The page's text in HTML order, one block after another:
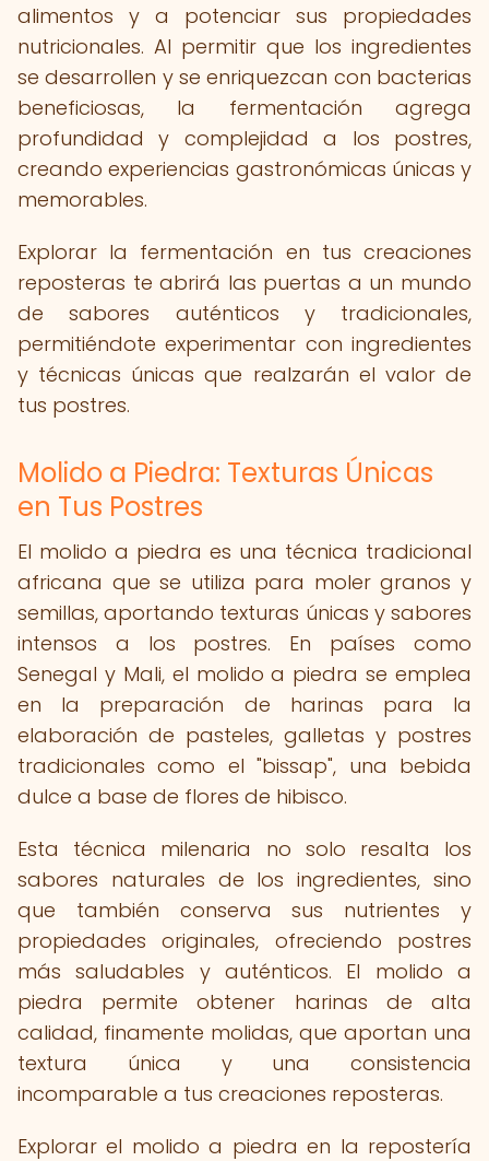
alimentos y a potenciar sus propiedades
nutricionales. Al permitir que los ingredientes
se desarrollen y se enriquezcan con bacterias
beneficiosas, la fermentación agrega
profundidad y complejidad a los postres,
creando experiencias gastronómicas únicas y
memorables.
Explorar la fermentación en tus creaciones
reposteras te abrirá las puertas a un mundo
de sabores auténticos y tradicionales,
permitiéndote experimentar con ingredientes
y técnicas únicas que realzarán el valor de
tus postres.
Molido a Piedra: Texturas Únicas
en Tus Postres
El molido a piedra es una técnica tradicional
africana que se utiliza para moler granos y
semillas, aportando texturas únicas y sabores
intensos a los postres. En países como
Senegal y Mali, el molido a piedra se emplea
en la preparación de harinas para la
elaboración de pasteles, galletas y postres
tradicionales como el "bissap", una bebida
dulce a base de flores de hibisco.
Esta técnica milenaria no solo resalta los
sabores naturales de los ingredientes, sino
que también conserva sus nutrientes y
propiedades originales, ofreciendo postres
más saludables y auténticos. El molido a
piedra permite obtener harinas de alta
calidad, finamente molidas, que aportan una
textura única y una consistencia
incomparable a tus creaciones reposteras.
Explorar el molido a piedra en la repostería